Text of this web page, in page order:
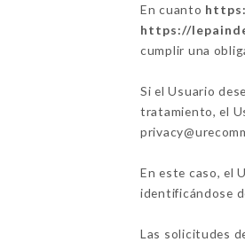
En cuanto
https://
cumplir una
Si el Usuario
tratamiento, el
En este caso, el
identificándose
Las solicitudes